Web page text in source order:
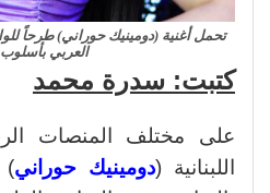
تحمل أغنية (دومينيك حوراني) طرحاً
العربي
كتبت: سدرة محمد
على مختلف المنصات
اللبنانية (دومينيك حوراني)